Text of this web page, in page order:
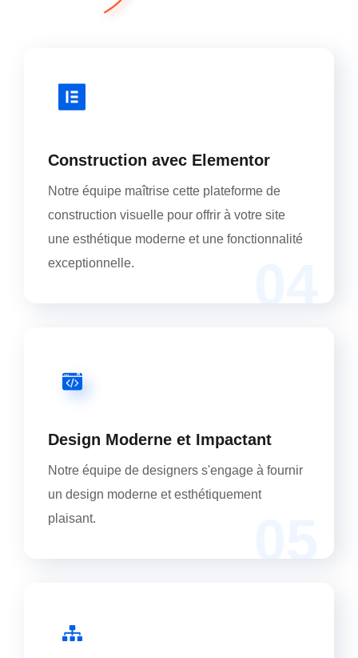
Construction avec Elementor
Notre équipe maîtrise cette plateforme de
construction visuelle pour offrir à votre site
une esthétique moderne et une fonctionnalité
exceptionnelle.
Design Moderne et Impactant
Notre équipe de designers s'engage à fournir
un design moderne et esthétiquement
plaisant.